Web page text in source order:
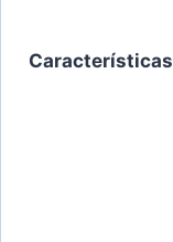
Características